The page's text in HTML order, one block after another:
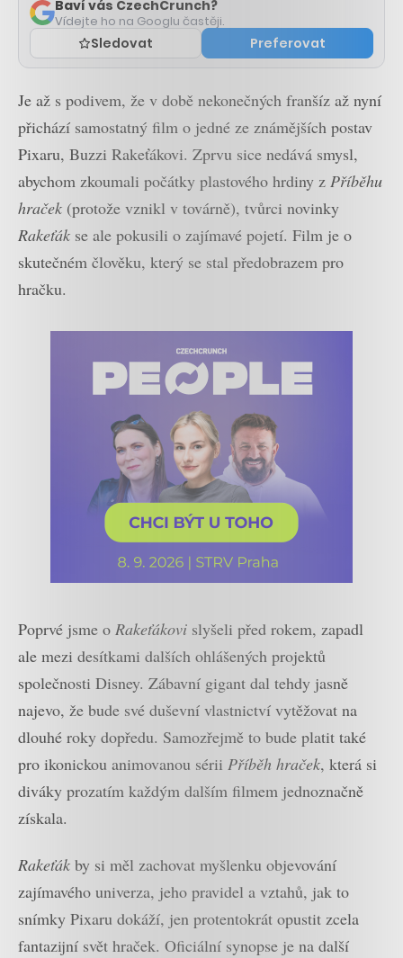
Baví vás CzechCrunch?
Vídejte ho na Googlu častěji.
Sledovat Preferovat
Je až s podivem, že v době nekonečných franšíz až nyní
přichází samostatný film o jedné ze známějších postav
Pixaru, Buzzi Rakeťákovi. Zprvu sice nedává smysl,
abychom zkoumali počátky plastového hrdiny z Příběhu
hraček (protože vznikl v továrně), tvůrci novinky
Rakeťák se ale pokusili o zajímavé pojetí. Film je o
skutečném člověku, který se stal předobrazem pro
hračku.
Poprvé jsme o Rakeťákovi slyšeli před rokem, zapadl
ale mezi desítkami dalších ohlášených projektů
společnosti Disney. Zábavní gigant dal tehdy jasně
najevo, že bude své duševní vlastnictví vytěžovat na
dlouhé roky dopředu. Samozřejmě to bude platit také
pro ikonickou animovanou sérii Příběh hraček, která si
diváky prozatím každým dalším filmem jednoznačně
získala.
Rakeťák by si měl zachovat myšlenku objevování
zajímavého univerza, jeho pravidel a vztahů, jak to
snímky Pixaru dokáží, jen protentokrát opustit zcela
fantazijní svět hraček. Oficiální synopse je na další